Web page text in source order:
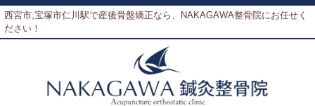
西宮市,宝塚市仁川駅で産後骨盤矯正なら、NAKAGAWA整骨院にお任せく
ださい！